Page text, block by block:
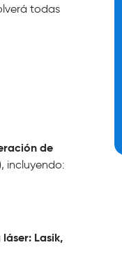
todas
de
, incluyendo:
Lasik,